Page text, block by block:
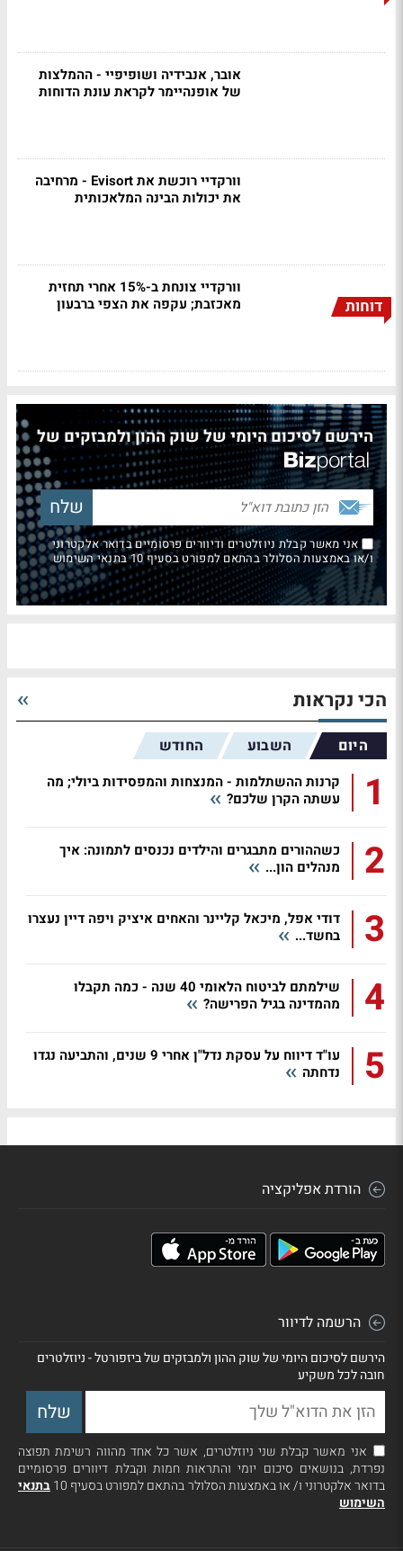
אובר, אנבידיה ושופיפיי - ההמלצות
של אופנהיימר לקראת עונת הדוחות
וורקדיי רוכשת את Evisort - מרחיבה
את יכולות הבינה המלאכותית
דוחות
וורקדיי צונחת ב-15% אחרי תחזית
מאכזבת; עקפה את הצפי ברבעון
הירשם לסיכום היומי של שוק ההון ולמבזקים של
אני מאשר קבלת ניוזלטרים ודיוורים פרסומיים בדואר אלקטרוני
ו/או באמצעות הסלולר בהתאם למפורט בסעיף 10 בתנאי השימוש
הכי נקראות
היום השבוע החודש
1
קרנות ההשתלמות - המנצחות והמפסידות ביולי; מה
עשתה הקרן שלכם?
2
כשההורים מתבגרים והילדים נכנסים לתמונה: איך
מנהלים הון...
3
דודי אפל, מיכאל קליינר והאחים איציק ויפה דיין נעצרו
בחשד...
4
שילמתם לביטוח הלאומי 40 שנה - כמה תקבלו
מהמדינה בגיל הפרישה?
5
עו"ד דיווח על עסקת נדל"ן אחרי 9 שנים, והתביעה נגדו
נדחתה
הורדת אפליקציה
הרשמה לדיוור
הירשם לסיכום היומי של שוק ההון ולמבזקים של ביזפורטל - ניוזלטרים
חובה לכל משקיע
אני מאשר קבלת שני ניוזלטרים, אשר כל אחד מהווה רשימת תפוצה
נפרדת, בנושאים סיכום יומי והתראות חמות וקבלת דיוורים פרסומיים
בדואר אלקטרוני ו/ או באמצעות הסלולר בהתאם למפורט בסעיף 10
בתנאי
השימוש